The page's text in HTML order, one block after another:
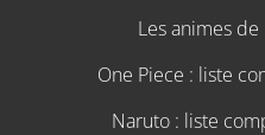
Les animes
One Piece : liste
Naruto : liste